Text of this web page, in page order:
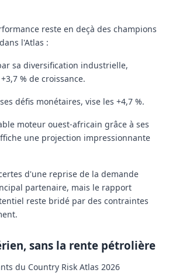
reste en deçà des champions
l'Atlas :
sa diversification industrielle,
+3,7 % de croissance.
défis monétaires, vise les +4,7 %.
moteur ouest-africain grâce à ses
une projection impressionnante
d'une reprise de la demande
partenaire, mais le rapport
reste bridé par des contraintes
sans la rente pétrolière
du Country Risk Atlas 2026